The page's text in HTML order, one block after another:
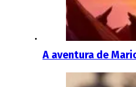
A aventura de